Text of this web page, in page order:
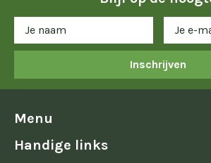
Inschrijven
Menu
Handige links